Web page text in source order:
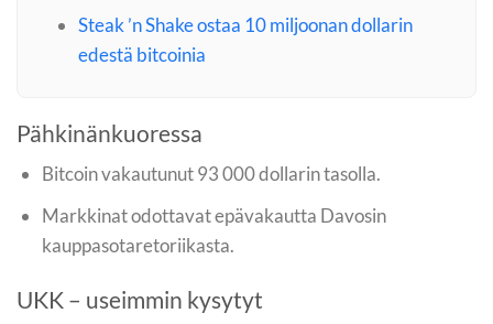
Steak ’n Shake ostaa 10 miljoonan dollarin
edestä bitcoinia
Pähkinänkuoressa
Bitcoin vakautunut 93 000 dollarin tasolla.
Markkinat odottavat epävakautta Davosin
kauppasotaretoriikasta.
UKK – useimmin kysytyt